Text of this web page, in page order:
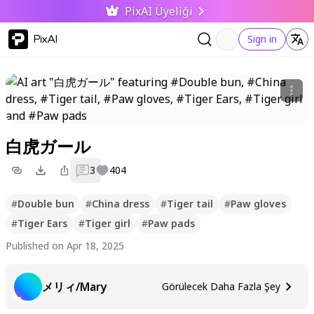
PixAI Üyeliği
PixAI Sign in
白虎ガール
3 404
#Double bun #China dress #Tiger tail #Paw gloves
#Tiger Ears #Tiger girl #Paw pads
Published on Apr 18, 2025
メリィ/Mary Görülecek Daha Fazla Şey